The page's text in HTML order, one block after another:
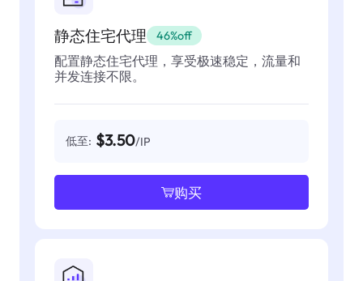
静态住宅代理 46%off
配置静态住宅代理，享受极速稳定，流量和
并发连接不限。
低至: $3.50/IP
购买